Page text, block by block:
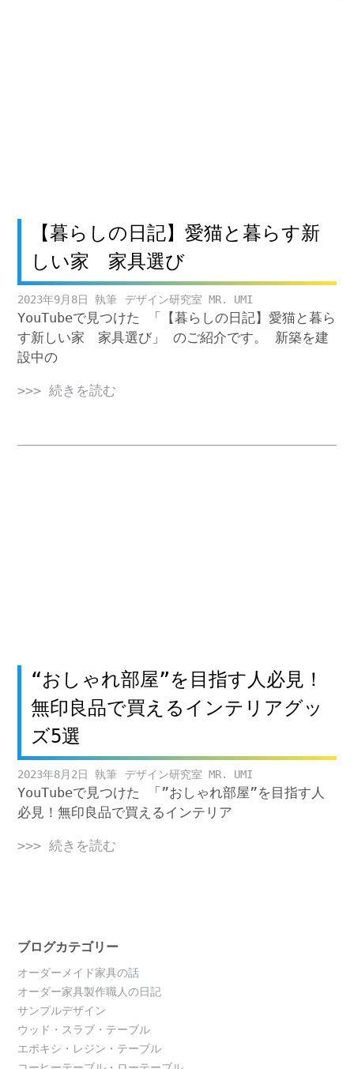
【暮らしの日記】愛猫と暮らす新
しい家 家具選び
2023年9月8日 デザイン研究室 MR. UMI
YouTubeで見つけた 「【暮らしの日記】愛猫と暮ら
す新しい家 家具選び」 のご紹介です。 新築を建
設中の
>>> 続きを読む
“おしゃれ部屋”を目指す人必見！
無印良品で買えるインテリアグッ
ズ5選
2023年8月2日 デザイン研究室 MR. UMI
YouTubeで見つけた 「”おしゃれ部屋”を目指す人
必見！無印良品で買えるインテリア
>>> 続きを読む
ブログカテゴリー
オーダーメイド家具の話
オーダー家具製作職人の日記
サンプルデザイン
ウッド・スラブ・テーブル
エポキシ・レジン・テーブル